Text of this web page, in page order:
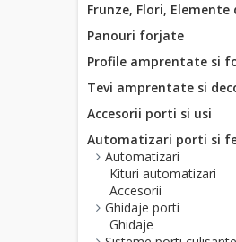
Frunze, Flori,
Panouri forjate
Profile amprentate si
Tevi amprentate si
Accesorii porti si usi
Automatizari porti si
Automatizari
Kituri automatizari
Accesorii
Ghidaje porti
Ghidaje